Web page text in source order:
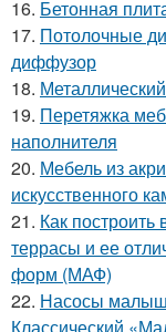
16. Бетонная
17. Потолочные
диффузор
18.
19. Перетяжка
наполнителя
20. Мебель из
искусственного
21. Как
террасы и ее
форм (МАФ)
22. Насосы малыш